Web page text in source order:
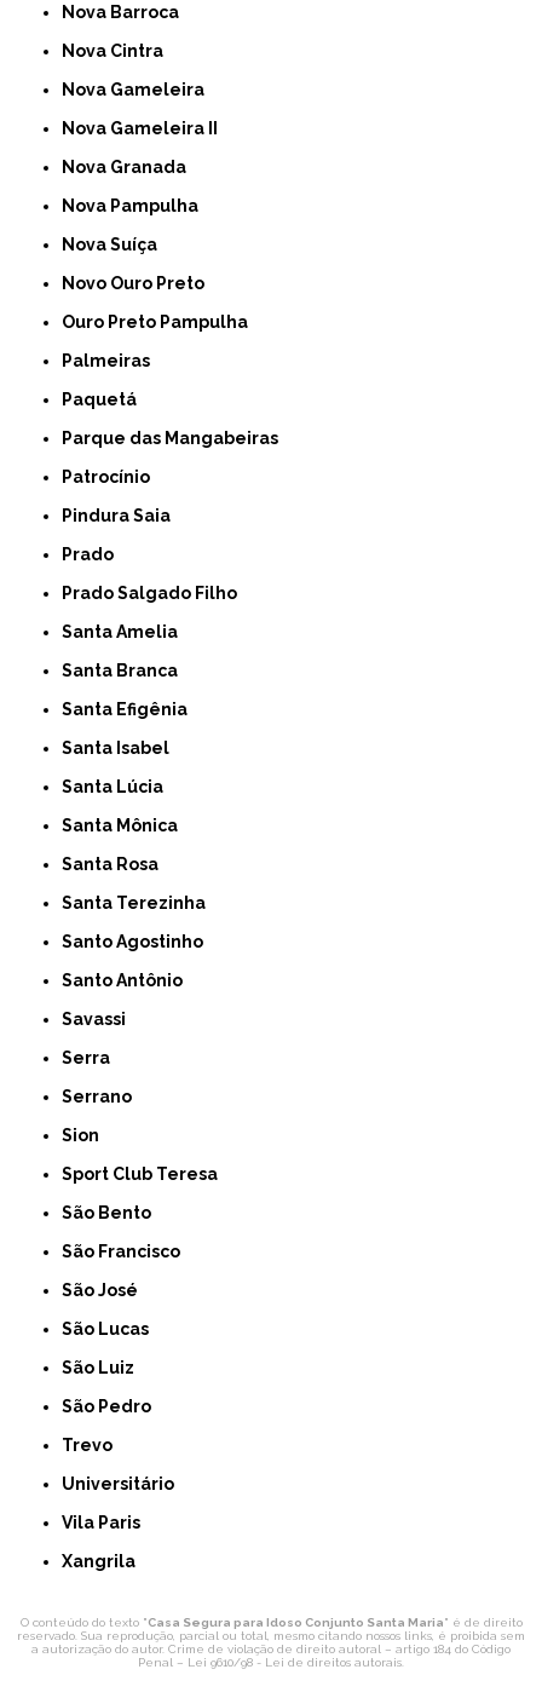
Nova Barroca
Nova Cintra
Nova Gameleira
Nova Gameleira II
Nova Granada
Nova Pampulha
Nova Suíça
Novo Ouro Preto
Ouro Preto Pampulha
Palmeiras
Paquetá
Parque das Mangabeiras
Patrocínio
Pindura Saia
Prado
Prado Salgado Filho
Santa Amelia
Santa Branca
Santa Efigênia
Santa Isabel
Santa Lúcia
Santa Mônica
Santa Rosa
Santa Terezinha
Santo Agostinho
Santo Antônio
Savassi
Serra
Serrano
Sion
Sport Club Teresa
São Bento
São Francisco
São José
São Lucas
São Luiz
São Pedro
Trevo
Universitário
Vila Paris
Xangrila
O conteúdo do texto "Casa Segura para Idoso Conjunto Santa Maria" é de direito
reservado. Sua reprodução, parcial ou total, mesmo citando nossos links, é proibida sem
a autorização do autor. Crime de violação de direito autoral – artigo 184 do Código
Penal – Lei 9610/98 - Lei de direitos autorais